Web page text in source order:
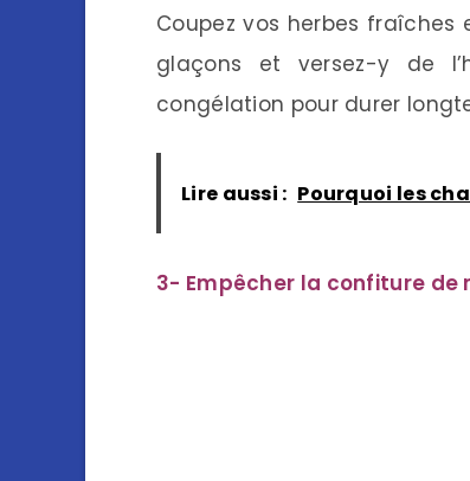
Coupez vos herbes
glaçons et versez-y de
congélation pour durer
Lire aussi : Pourquoi les
3- Empêcher la confiture de